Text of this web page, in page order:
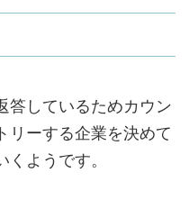
答しているためカウン
リーする企業を決めて
ようです。